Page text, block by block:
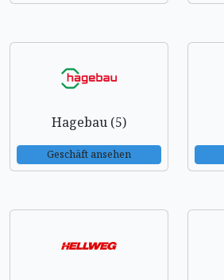
Hagebau (5)
Geschäft ansehen